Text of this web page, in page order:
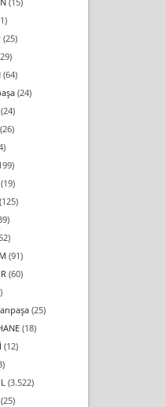
(25)
(64)
(24)
(24)
(26)
(19)
(125)
(91)
(60)
(25)
(18)
(12)
(3.522)